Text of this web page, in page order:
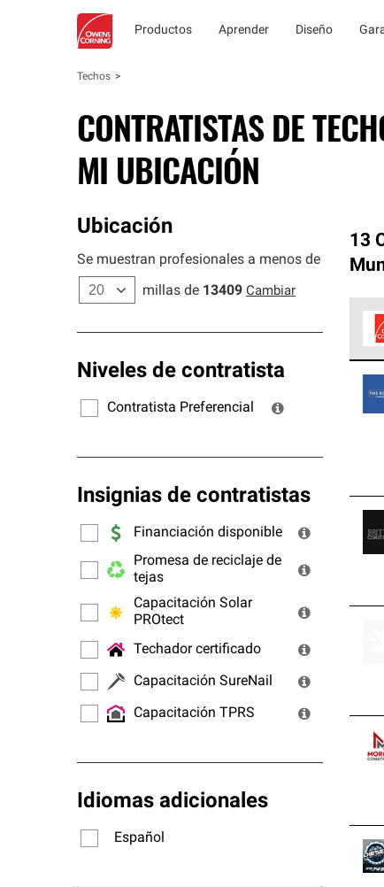
Productos Aprender Diseño
Techos
CONTRATISTAS DE
MI UBICACIÓN
Ubicación
Se muestran profesionales a menos de
millas de 13409 Cambiar
Niveles de contratista
Contratista Preferencial
Insignias de contratistas
Financiación disponible
Promesa de reciclaje de
tejas
Capacitación Solar
PROtect
Techador certificado
Capacitación SureNail
Capacitación TPRS
Idiomas adicionales
Español
13